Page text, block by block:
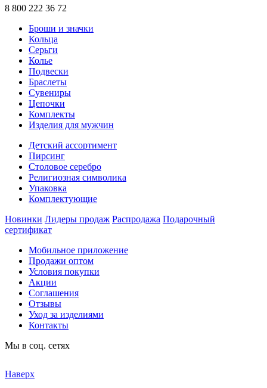
8 800 222 36 72
Броши и значки
Кольца
Серьги
Колье
Подвески
Браслеты
Сувениры
Цепочки
Комплекты
Изделия для мужчин
Детский ассортимент
Пирсинг
Столовое серебро
Религиозная символика
Упаковка
Комплектующие
Новинки Лидеры продаж Распродажа Подарочный
сертификат
Мобильное приложение
Продажи оптом
Условия покупки
Акции
Соглашения
Отзывы
Уход за изделиями
Контакты
Мы в соц. сетях
Наверх